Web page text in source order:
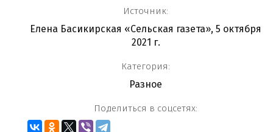
Источник:
Елена Басикирская «Сельская газета», 5 октября
2021 г.
Категория:
Разное
Поделиться в соцсетях: